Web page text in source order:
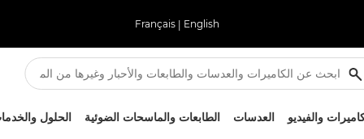
English
|
Français
والفيديو العدسات الطابعات والماسحات الضوئية الحلول